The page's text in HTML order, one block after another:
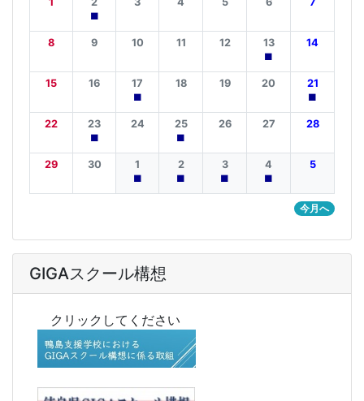
■
8 9 10 11 12 13
■
14
15 16 17
■
18 19 20 21
■
22 23
■
24 25
■
26 27 28
29 30 1
■
2
■
3
■
4
■
5
今月へ
GIGAスクール構想
クリックしてください